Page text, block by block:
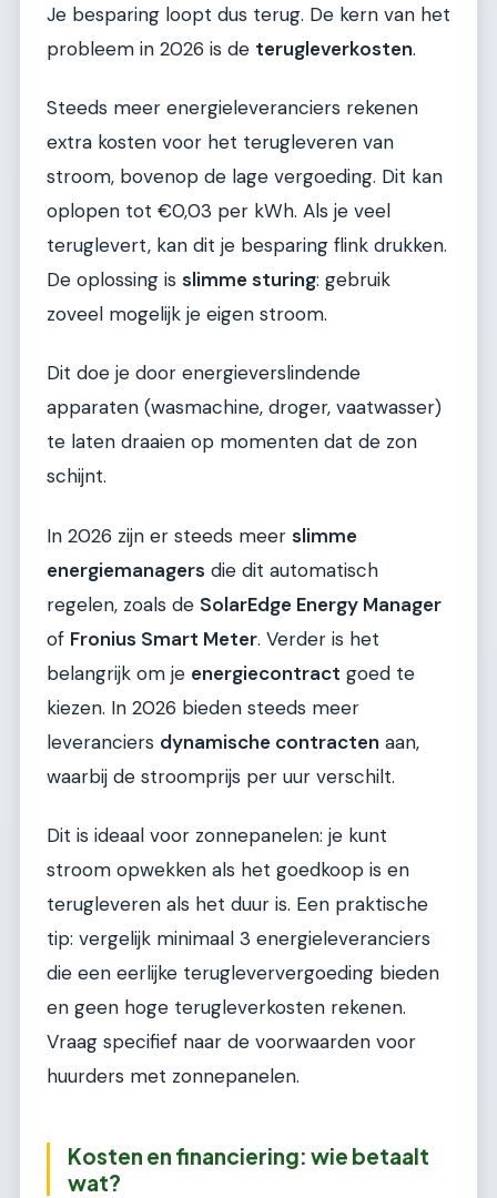
Je besparing loopt dus terug. De kern van het
probleem in 2026 is de terugleverkosten.
Steeds meer energieleveranciers rekenen
extra kosten voor het terugleveren van
stroom, bovenop de lage vergoeding. Dit kan
oplopen tot €0,03 per kWh. Als je veel
teruglevert, kan dit je besparing flink drukken.
De oplossing is slimme sturing: gebruik
zoveel mogelijk je eigen stroom.
Dit doe je door energieverslindende
apparaten (wasmachine, droger, vaatwasser)
te laten draaien op momenten dat de zon
schijnt.
In 2026 zijn er steeds meer slimme
energiemanagers die dit automatisch
regelen, zoals de SolarEdge Energy Manager
of Fronius Smart Meter. Verder is het
belangrijk om je energiecontract goed te
kiezen. In 2026 bieden steeds meer
leveranciers dynamische contracten aan,
waarbij de stroomprijs per uur verschilt.
Dit is ideaal voor zonnepanelen: je kunt
stroom opwekken als het goedkoop is en
terugleveren als het duur is. Een praktische
tip: vergelijk minimaal 3 energieleveranciers
die een eerlijke terugleververgoeding bieden
en geen hoge terugleverkosten rekenen.
Vraag specifief naar de voorwaarden voor
huurders met zonnepanelen.
Kosten en financiering: wie betaalt
wat?